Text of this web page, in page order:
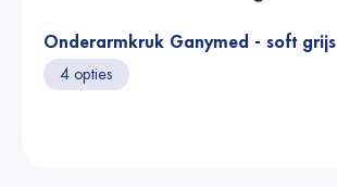
Onderarmkruk Ganymed - soft grijs
4 opties